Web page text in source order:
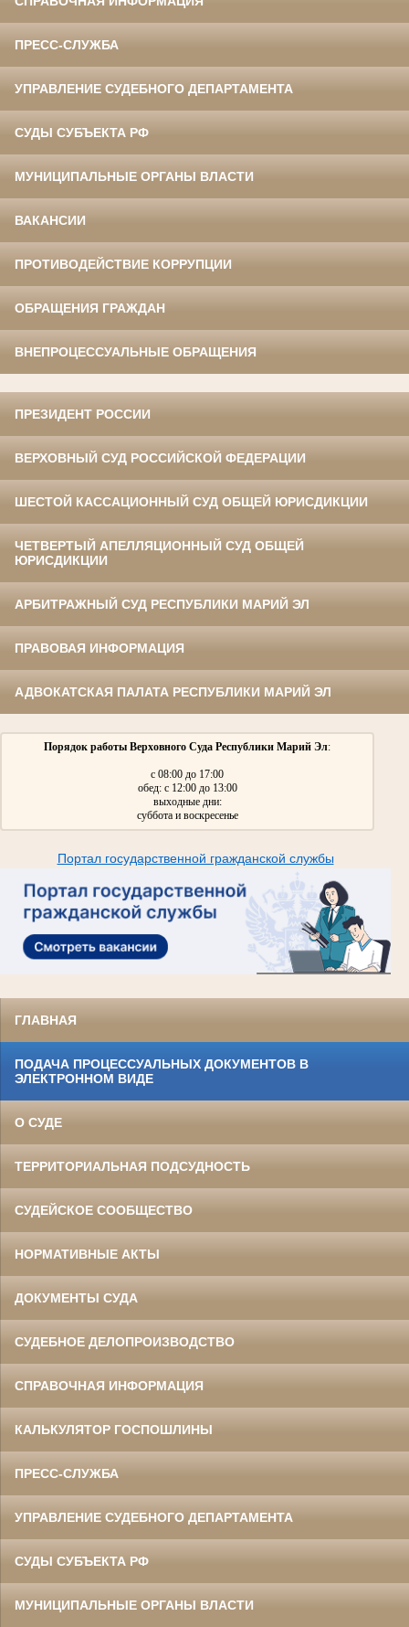
ПРЕСС-СЛУЖБА
УПРАВЛЕНИЕ СУДЕБНОГО ДЕПАРТАМЕНТА
СУДЫ СУБЪЕКТА РФ
МУНИЦИПАЛЬНЫЕ ОРГАНЫ ВЛАСТИ
ВАКАНСИИ
ПРОТИВОДЕЙСТВИЕ КОРРУПЦИИ
ОБРАЩЕНИЯ ГРАЖДАН
ВНЕПРОЦЕССУАЛЬНЫЕ ОБРАЩЕНИЯ
ПРЕЗИДЕНТ РОССИИ
ВЕРХОВНЫЙ СУД РОССИЙСКОЙ ФЕДЕРАЦИИ
ШЕСТОЙ КАССАЦИОННЫЙ СУД ОБЩЕЙ ЮРИСДИКЦИИ
ЧЕТВЕРТЫЙ АПЕЛЛЯЦИОННЫЙ СУД ОБЩЕЙ
ЮРИСДИКЦИИ
АРБИТРАЖНЫЙ СУД РЕСПУБЛИКИ МАРИЙ ЭЛ
ПРАВОВАЯ ИНФОРМАЦИЯ
АДВОКАТСКАЯ ПАЛАТА РЕСПУБЛИКИ МАРИЙ ЭЛ
Порядок работы Верховного Суда Республики Марий Эл:
с 08:00 до 17:00
обед: с 12:00 до 13:00
выходные дни:
суббота и воскресенье
Портал государственной гражданской службы
ГЛАВНАЯ
ПОДАЧА ПРОЦЕССУАЛЬНЫХ ДОКУМЕНТОВ В
ЭЛЕКТРОННОМ ВИДЕ
О СУДЕ
ТЕРРИТОРИАЛЬНАЯ ПОДСУДНОСТЬ
СУДЕЙСКОЕ СООБЩЕСТВО
НОРМАТИВНЫЕ АКТЫ
ДОКУМЕНТЫ СУДА
СУДЕБНОЕ ДЕЛОПРОИЗВОДСТВО
СПРАВОЧНАЯ ИНФОРМАЦИЯ
КАЛЬКУЛЯТОР ГОСПОШЛИНЫ
ПРЕСС-СЛУЖБА
УПРАВЛЕНИЕ СУДЕБНОГО ДЕПАРТАМЕНТА
СУДЫ СУБЪЕКТА РФ
МУНИЦИПАЛЬНЫЕ ОРГАНЫ ВЛАСТИ